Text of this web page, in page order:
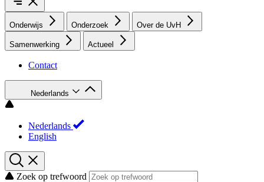
Onderwijs Onderzoek Over de UvH
Samenwerking Actueel
Contact
Nederlands
Nederlands
English
Zoek op trefwoord